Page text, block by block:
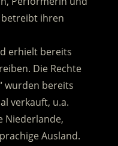
betreibt ihren
erhielt bereits
Die Rechte
wurden bereits
verkauft, u.a.
Niederlande,
Ausland.